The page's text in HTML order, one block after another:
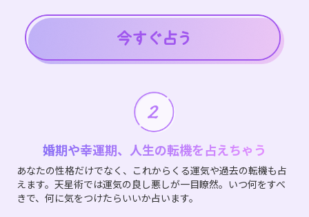
婚期や幸運期、人生の転機を占えちゃう
あなたの性格だけでなく、これからくる運気や過去の転機も占
えます。天星術では運気の良し悪しが一目瞭然。いつ何をすべ
きで、何に気をつけたらいいか占います。